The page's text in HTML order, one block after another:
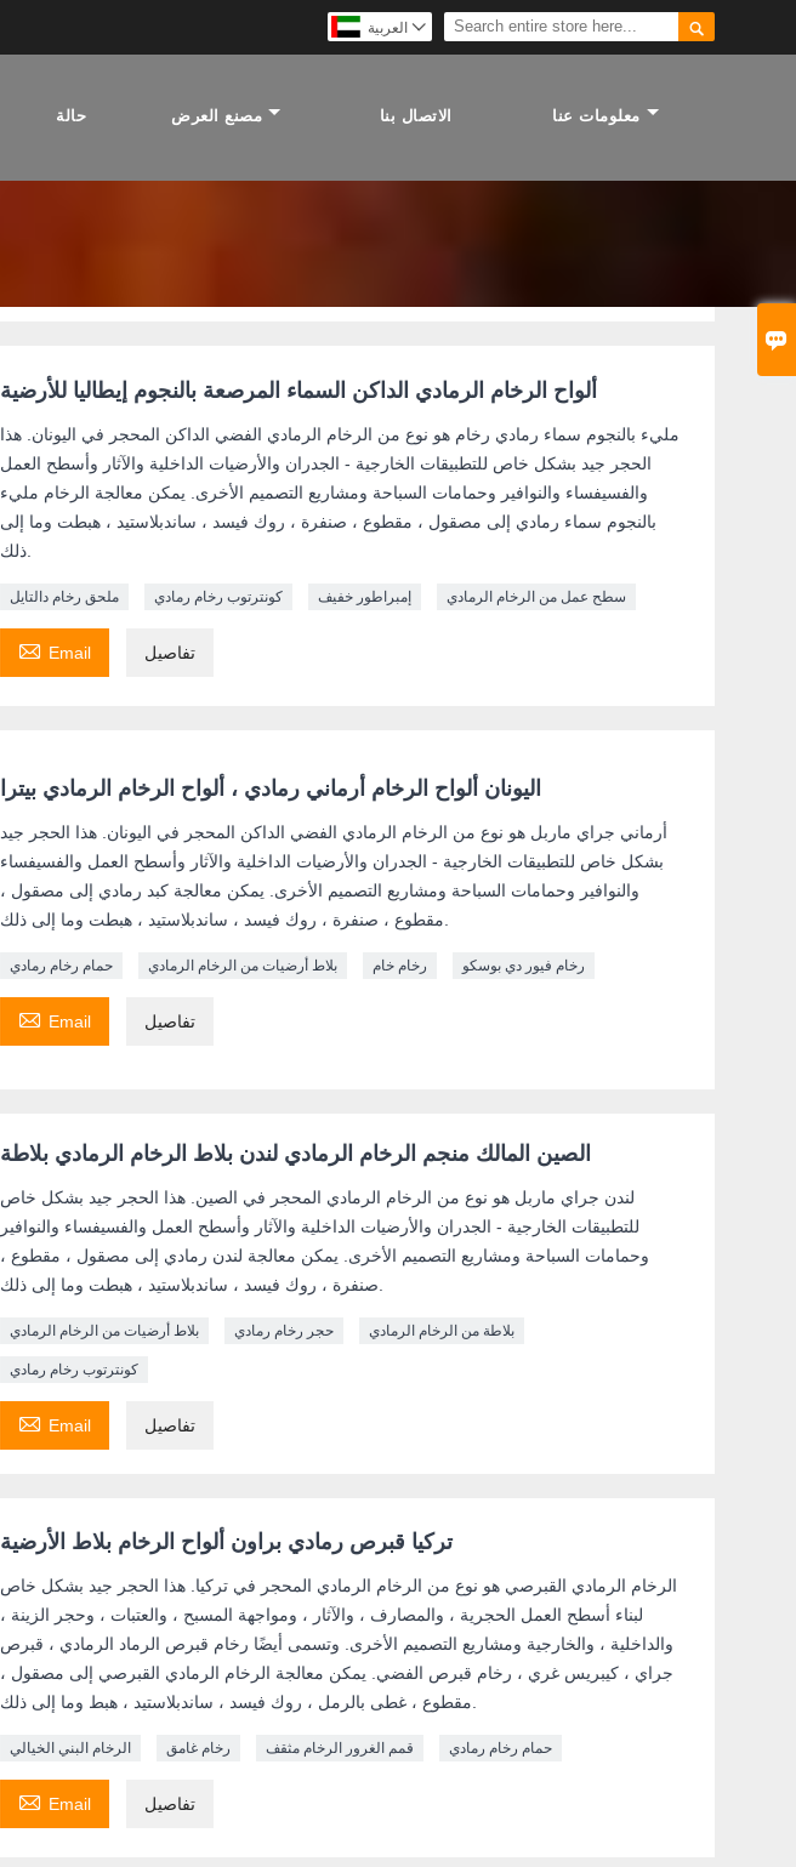

 العربية 
حالة مصنع العرض الاتصال بنا معلومات عنا
ألواح الرخام الرمادي الداكن السماء المرصعة بالنجوم إيطاليا للأرضية
مليء بالنجوم سماء رمادي رخام هو نوع من الرخام الرمادي الفضي الداكن المحجر في اليونان. هذا
الحجر جيد بشكل خاص للتطبيقات الخارجية - الجدران والأرضيات الداخلية والآثار وأسطح العمل
والفسيفساء والنوافير وحمامات السباحة ومشاريع التصميم الأخرى. يمكن معالجة الرخام مليء
بالنجوم سماء رمادي إلى مصقول ، مقطوع ، صنفرة ، روك فيسد ، ساندبلاستيد ، هبطت وما إلى
ملحق رخام دالتايل كونترتوب رخام رمادي إمبراطور خفيف سطح عمل من الرخام الرمادي
 Email تفاصيل
اليونان ألواح الرخام أرماني رمادي ، ألواح الرخام الرمادي بيترا
أرماني جراي ماربل هو نوع من الرخام الرمادي الفضي الداكن المحجر في اليونان. هذا الحجر جيد
بشكل خاص للتطبيقات الخارجية - الجدران والأرضيات الداخلية والآثار وأسطح العمل والفسيفساء
والنوافير وحمامات السباحة ومشاريع التصميم الأخرى. يمكن معالجة كبد رمادي إلى مصقول ،
حمام رخام رمادي بلاط أرضيات من الرخام الرمادي رخام خام رخام فيور دي بوسكو
 Email تفاصيل
الصين المالك منجم الرخام الرمادي لندن بلاط الرخام الرمادي بلاطة
لندن جراي ماربل هو نوع من الرخام الرمادي المحجر في الصين. هذا الحجر جيد بشكل خاص
للتطبيقات الخارجية - الجدران والأرضيات الداخلية والآثار وأسطح العمل والفسيفساء والنوافير
وحمامات السباحة ومشاريع التصميم الأخرى. يمكن معالجة لندن رمادي إلى مصقول ، مقطوع ،
بلاط أرضيات من الرخام الرمادي حجر رخام رمادي بلاطة من الرخام الرمادي
كونترتوب رخام رمادي
 Email تفاصيل
تركيا قبرص رمادي براون ألواح الرخام بلاط الأرضية
الرخام الرمادي القبرصي هو نوع من الرخام الرمادي المحجر في تركيا. هذا الحجر جيد بشكل خاص
لبناء أسطح العمل الحجرية ، والمصارف ، والآثار ، ومواجهة المسبح ، والعتبات ، وحجر الزينة ،
والداخلية ، والخارجية ومشاريع التصميم الأخرى. وتسمى أيضًا رخام قبرص الرماد الرمادي ، قبرص
جراي ، كيبريس غري ، رخام قبرص الفضي. يمكن معالجة الرخام الرمادي القبرصي إلى مصقول ،
الرخام البني الخيالي رخام غامق قمم الغرور الرخام مثقف حمام رخام رمادي
 Email تفاصيل